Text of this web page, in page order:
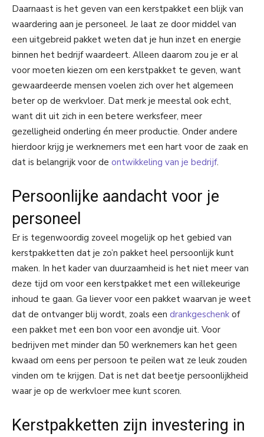
Daarnaast is het geven van een kerstpakket een blijk van
waardering aan je personeel. Je laat ze door middel van
een uitgebreid pakket weten dat je hun inzet en energie
binnen het bedrijf waardeert. Alleen daarom zou je er al
voor moeten kiezen om een kerstpakket te geven, want
gewaardeerde mensen voelen zich over het algemeen
beter op de werkvloer. Dat merk je meestal ook echt,
want dit uit zich in een betere werksfeer, meer
gezelligheid onderling én meer productie. Onder andere
hierdoor krijg je werknemers met een hart voor de zaak en
dat is belangrijk voor de ontwikkeling van je bedrijf.
Persoonlijke aandacht voor je
personeel
Er is tegenwoordig zoveel mogelijk op het gebied van
kerstpakketten dat je zo’n pakket heel persoonlijk kunt
maken. In het kader van duurzaamheid is het niet meer van
deze tijd om voor een kerstpakket met een willekeurige
inhoud te gaan. Ga liever voor een pakket waarvan je weet
dat de ontvanger blij wordt, zoals een drankgeschenk of
een pakket met een bon voor een avondje uit. Voor
bedrijven met minder dan 50 werknemers kan het geen
kwaad om eens per persoon te peilen wat ze leuk zouden
vinden om te krijgen. Dat is net dat beetje persoonlijkheid
waar je op de werkvloer mee kunt scoren.
Kerstpakketten zijn investering in